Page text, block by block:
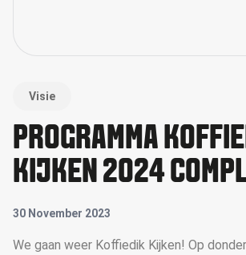
Visie
PROGRAMMA
KIJKEN 2024
30 November 2023
We gaan weer Koffiedik Kijken! Op